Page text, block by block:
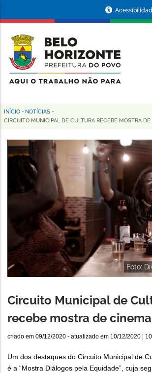
conteúdo
principal
da
Prefeitura
de
Horizonte
Trilha
navegação
INÍCIO - NOTÍCIAS -
CIRCUITO MUNICIPAL DE CULTURA RECEBE MOSTRA
Foto:
Circuito Municipal de
recebe mostra de cinema
criado em 09/12/2020 - atualizado em 10/12/2020 |
Um dos destaques do Circuito Municipal de
é a “Mostra Diálogos pela Equidade”, cuja